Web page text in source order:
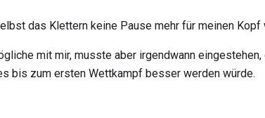
das Klettern keine Pause mehr für meinen Kopf
mit mir, musste aber irgendwann
bis zum ersten Wettkampf besser werden würde.